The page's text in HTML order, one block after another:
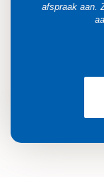
afspraak aan.